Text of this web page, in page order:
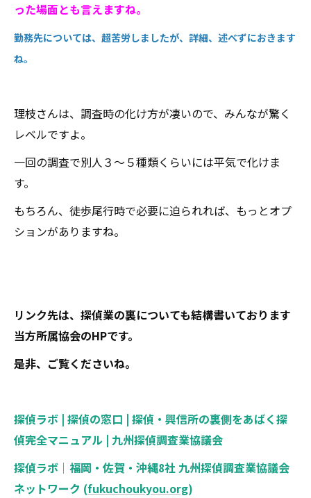
った場面とも言えますね。
勤務先については、超苦労しましたが、詳細、述べずにおきます
ね。
理枝さんは、調査時の化け方が凄いので、みんなが驚く
レベルですよ。
一回の調査で別人３～５種類くらいには平気で化けま
す。
もちろん、徒歩尾行時で必要に迫られれば、もっとオプ
ションがありますね。
リンク先は、探偵業の裏についても結構書いております
当方所属協会のHPです。
是非、ご覧くださいね。
探偵ラボ | 探偵の窓口 | 探偵・興信所の裏側をあばく探
偵完全マニュアル | 九州探偵調査業協議会
探偵ラボ｜福岡・佐賀・沖縄8社 九州探偵調査業協議会
ネットワーク (fukuchoukyou.org)